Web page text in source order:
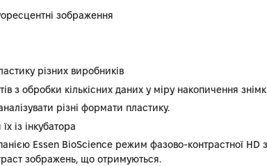
зображення
різних виробників
з обробки кількісних даних у міру накопичення
різні формати пластику.
із інкубатора
Essen BioScience режим фазово-контрастної HD
зображень, що отримуються.